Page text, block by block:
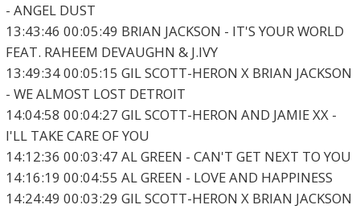
- ANGEL DUST
13:43:46 00:05:49 BRIAN JACKSON - IT'S YOUR WORLD
FEAT. RAHEEM DEVAUGHN & J.IVY
13:49:34 00:05:15 GIL SCOTT-HERON X BRIAN JACKSON
- WE ALMOST LOST DETROIT
14:04:58 00:04:27 GIL SCOTT-HERON AND JAMIE XX -
I'LL TAKE CARE OF YOU
14:12:36 00:03:47 AL GREEN - CAN'T GET NEXT TO YOU
14:16:19 00:04:55 AL GREEN - LOVE AND HAPPINESS
14:24:49 00:03:29 GIL SCOTT-HERON X BRIAN JACKSON